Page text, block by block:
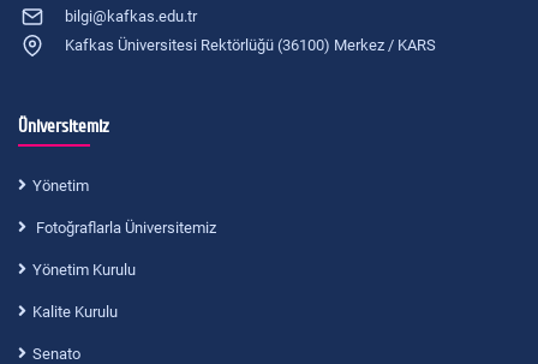
bilgi@kafkas.edu.tr
Kafkas Üniversitesi Rektörlüğü (36100) Merkez / KARS
Üniversitemiz
Yönetim
Fotoğraflarla Üniversitemiz
Yönetim Kurulu
Kalite Kurulu
Senato